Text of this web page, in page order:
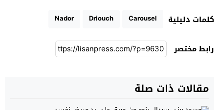
كلمات دليلية Carousel
Driouch
Nador
رابط مختصر
مقالات ذات صلة